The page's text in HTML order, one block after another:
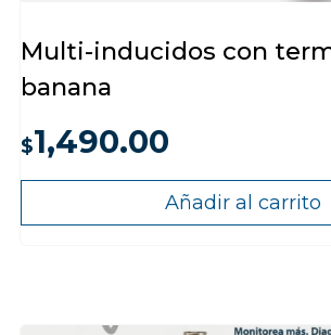
Multi-inducidos con
banana
$1,490.00
Añadir al carrito